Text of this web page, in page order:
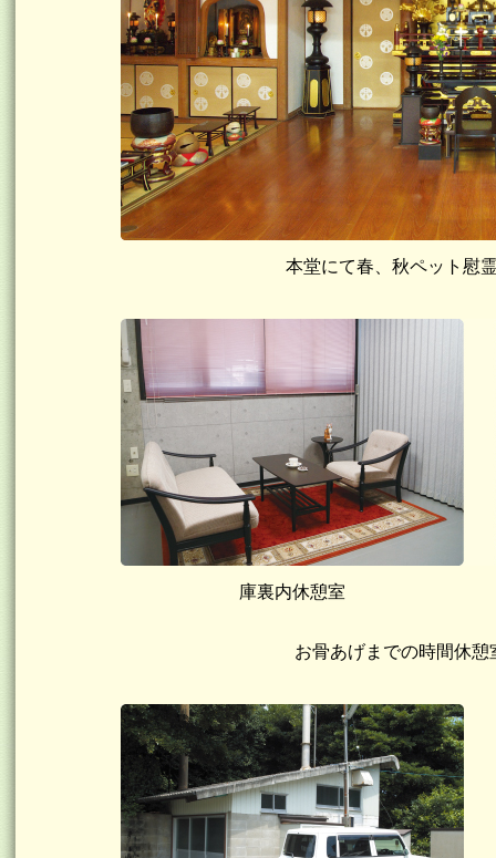
本堂にて春、秋ペット慰
庫裏内休憩室
お骨あげまでの時間休